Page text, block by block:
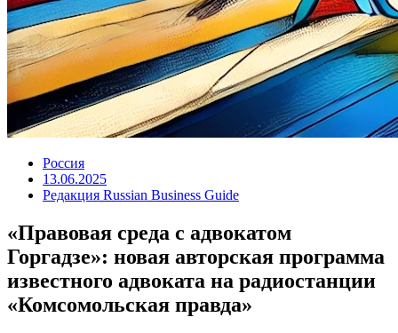
Россия
13.06.2025
Редакция Russian Business Guide
«Правовая среда с адвокатом
Горгадзе»: новая авторская программа
известного адвоката на радиостанции
«Комсомольская правда»